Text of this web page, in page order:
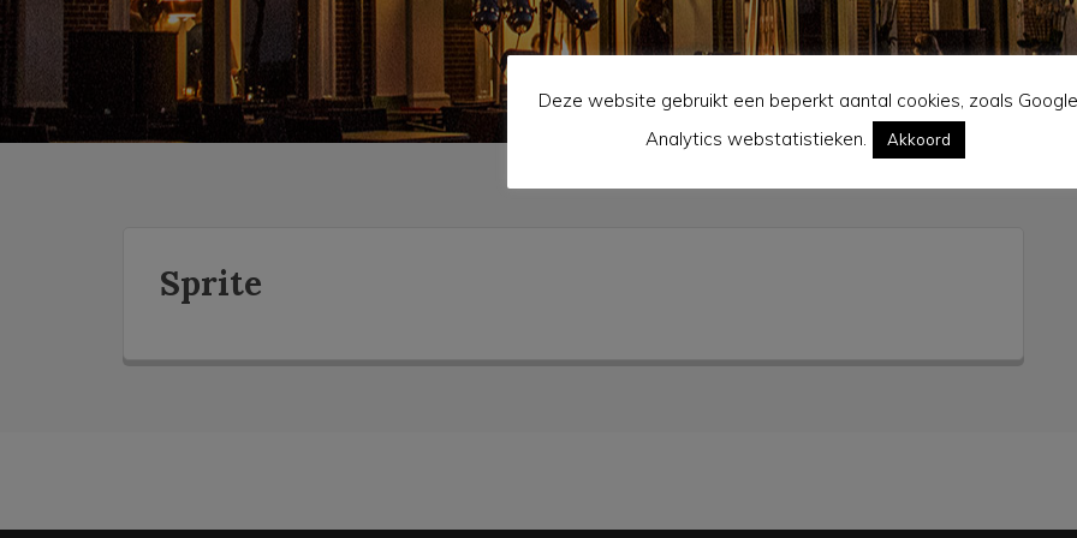
Sprite
Deze website gebruikt een beperkt aantal cookies, zoals Google
Analytics webstatistieken.
Akkoord